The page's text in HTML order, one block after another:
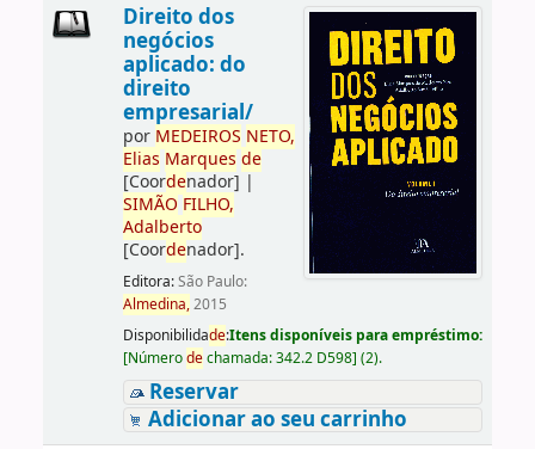
Direito dos
negócios
aplicado: do
direito
empresarial/
por MEDEIROS NETO,
Elias Marques de
[Coordenador] |
SIMÃO FILHO,
Adalberto
[Coordenador].
Editora:São Paulo:
Almedina,2015
Disponibilidade:Itens disponíveis para empréstimo:
[Númerodechamada:342.2 D598] (2).
Reservar
Adicionar ao seu carrinho